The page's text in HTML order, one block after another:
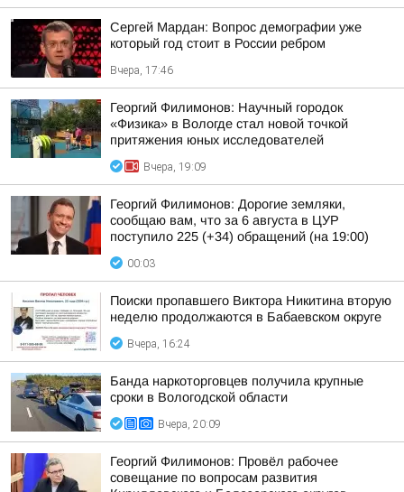
Сергей Мардан: Вопрос демографии уже
который год стоит в России ребром
Вчера, 17:46
Георгий Филимонов: Научный городок
«Физика» в Вологде стал новой точкой
притяжения юных исследователей
Вчера, 19:09
Георгий Филимонов: Дорогие земляки,
сообщаю вам, что за 6 августа в ЦУР
поступило 225 (+34) обращений (на 19:00)
00:03
Поиски пропавшего Виктора Никитина вторую
неделю продолжаются в Бабаевском округе
Вчера, 16:24
Банда наркоторговцев получила крупные
сроки в Вологодской области
Вчера, 20:09
Георгий Филимонов: Провёл рабочее
совещание по вопросам развития